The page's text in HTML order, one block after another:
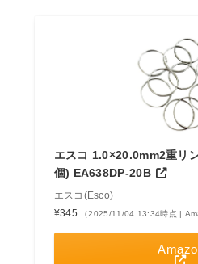
エスコ 1.0×20.0mm2重リ
個) EA638DP-20B
エスコ(Esco)
¥345
（2025/11/04 13:34時点 |